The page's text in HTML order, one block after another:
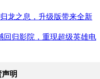
龙之息，升级版带来全新
回归影院，重现超级英雄电
明